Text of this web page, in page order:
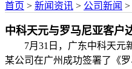
首页 > 新闻资讯 > 公司新闻 >
中科天元与罗马尼亚客户
7月31日，广东中科天元
某公司在广州成功签署了《